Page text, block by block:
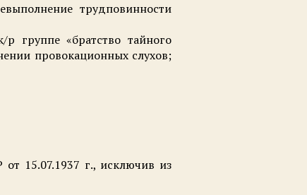
трудповинности
группе «братство тайного
провокационных слухов;
15.07.1937 г., исключив из